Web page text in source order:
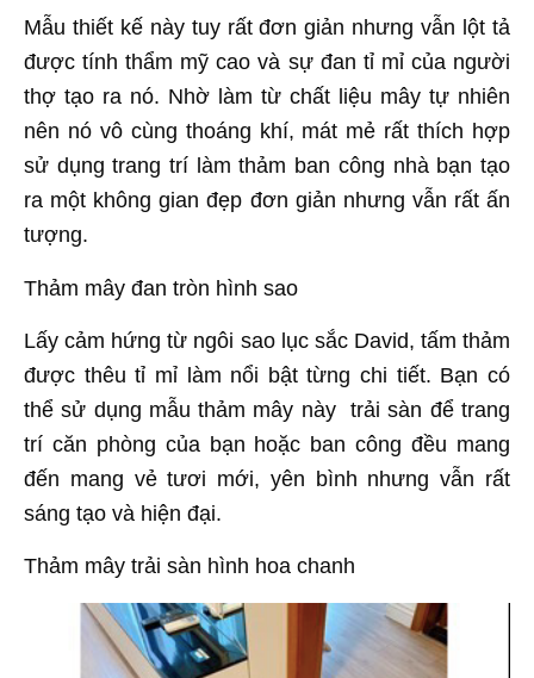
Mẫu thiết kế này tuy rất đơn giản nhưng vẫn lột tả
được tính thẩm mỹ cao và sự đan tỉ mỉ của người
thợ tạo ra nó. Nhờ làm từ chất liệu mây tự nhiên
nên nó vô cùng thoáng khí, mát mẻ rất thích hợp
sử dụng trang trí làm thảm ban công nhà bạn tạo
ra một không gian đẹp đơn giản nhưng vẫn rất ấn
tượng.
Thảm mây đan tròn hình sao
Lấy cảm hứng từ ngôi sao lục sắc David, tấm thảm
được thêu tỉ mỉ làm nổi bật từng chi tiết. Bạn có
thể sử dụng mẫu thảm mây này trải sàn để trang
trí căn phòng của bạn hoặc ban công đều mang
đến mang vẻ tươi mới, yên bình nhưng vẫn rất
sáng tạo và hiện đại.
Thảm mây trải sàn hình hoa chanh